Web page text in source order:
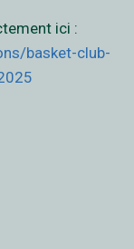
ici :
basket-club-